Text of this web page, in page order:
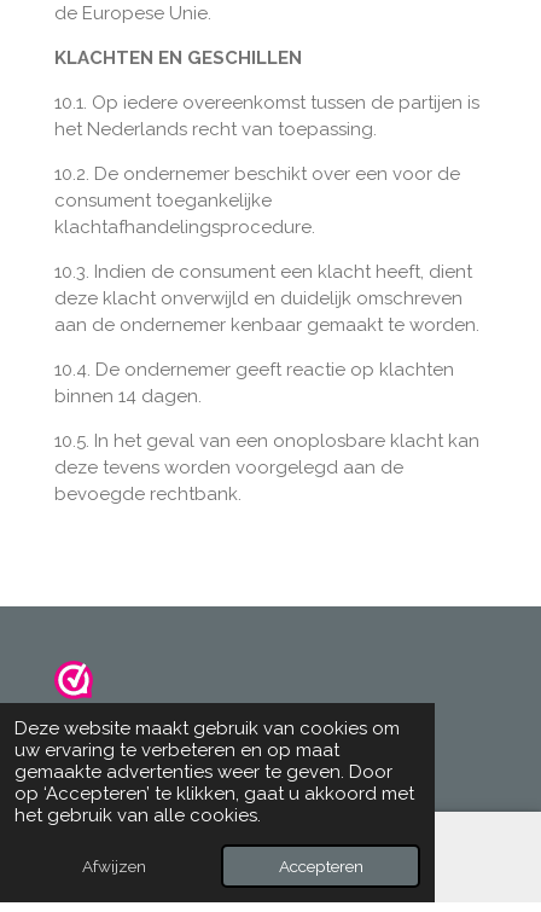
Deze website maakt gebruik van cookies om
uw ervaring te verbeteren en op maat
gemaakte advertenties weer te geven. Door
op ‘Accepteren’ te klikken, gaat u akkoord met
het gebruik van alle cookies.
Afwijzen Accepteren
de Europese Unie.
KLACHTEN EN GESCHILLEN
10.1. Op iedere overeenkomst tussen de partijen is
het Nederlands recht van toepassing.
10.2. De ondernemer beschikt over een voor de
consument toegankelijke
klachtafhandelingsprocedure.
10.3. Indien de consument een klacht heeft, dient
deze klacht onverwijld en duidelijk omschreven
aan de ondernemer kenbaar gemaakt te worden.
10.4. De ondernemer geeft reactie op klachten
binnen 14 dagen.
10.5. In het geval van een onoplosbare klacht kan
deze tevens worden voorgelegd aan de
bevoegde rechtbank.
© 2024 - 2026 art&more
Powered byJouwWeb
E-mailadres